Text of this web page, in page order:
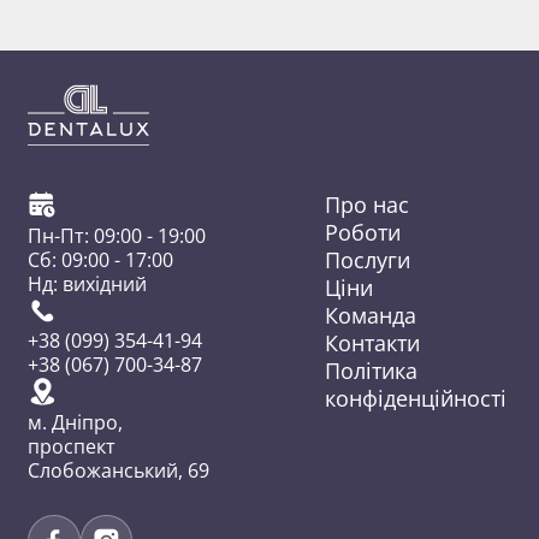
Про нас
Роботи
Послуги
Ціни
Команда
Контакти
Політика
конфіденційності
Пн-Пт: 09:00 - 19:00
Сб: 09:00 - 17:00
Нд: вихідний
+38 (099) 354-41-94
+38 (067) 700-34-87
м. Дніпро,
проспект
Слобожанський, 69